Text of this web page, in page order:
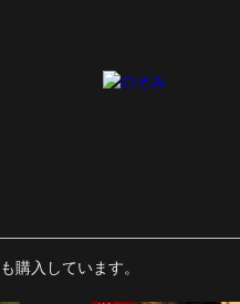
購入しています。